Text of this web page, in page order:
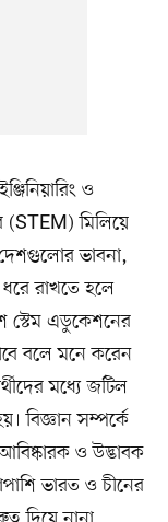
ও
(STEM) মিলিয়ে
দেশগুলোর ভাবনা,
রাখতে হলে
স্টেম এডুকেশনের
বলে মনে করেন
মধ্যে জটিল
বিজ্ঞান সম্পর্কে
ও উদ্ভাবক
ভারত ও চীনের